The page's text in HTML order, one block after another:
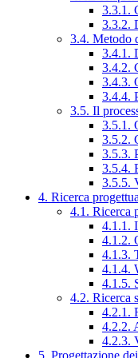
3.3.1.
3.3.2.
3.4. Metodo
3.4.1.
3.4.2.
3.4.3.
3.4.4.
3.5. Il
3.5.1.
3.5.2.
3.5.3.
3.5.4.
3.5.5.
4. Ricerca
4.1. Ricerca
4.1.1.
4.1.2.
4.1.3.
4.1.4.
4.1.5.
4.2. Ricerca
4.2.1.
4.2.2.
4.2.3.
5. Progettazione